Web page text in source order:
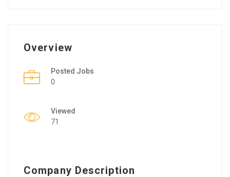
Overview
Posted Jobs
0
Viewed
71
Company Description